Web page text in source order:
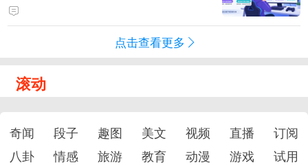
点击查看更多
滚动
奇闻 段子 趣图 美文 视频 直播
订阅
八卦
情感 旅游 教育 动漫 游戏 试用